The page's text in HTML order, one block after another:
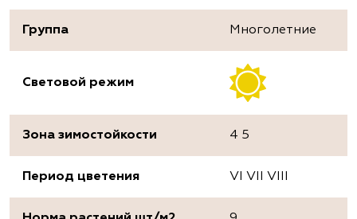
Группа Многолетние
Световой режим
Зона зимостойкости 4 5
Период цветения VI VII VIII